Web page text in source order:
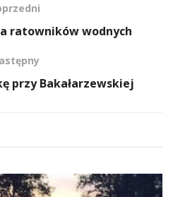
ratowników wodnych
przy Bakałarzewskiej